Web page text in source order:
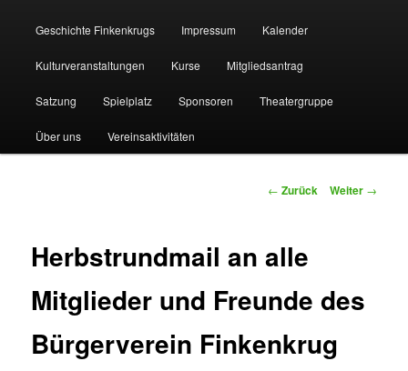
Geschichte Finkenkrugs Impressum Kalender
Kulturveranstaltungen Kurse Mitgliedsantrag
Satzung Spielplatz Sponsoren Theatergruppe
Über uns Vereinsaktivitäten
Beitragsnavigation
← Zurück Weiter →
Herbstrundmail an alle
Mitglieder und Freunde des
Bürgerverein Finkenkrug